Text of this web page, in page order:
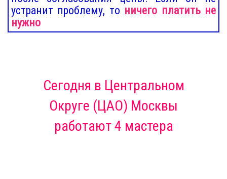
устранит проблему, то ничего платить не
нужно
Сегодня в Центральном
Округе (ЦАО) Москвы
работают 4 мастера